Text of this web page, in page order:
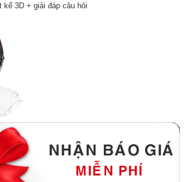
kế 3D + giải đáp câu hỏi